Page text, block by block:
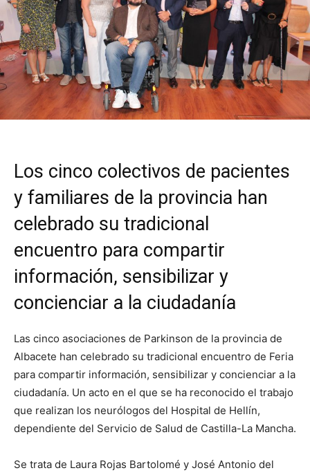
Los cinco colectivos de pacientes
y familiares de la provincia han
celebrado su tradicional
encuentro para compartir
información, sensibilizar y
concienciar a la ciudadanía
Las cinco asociaciones de Parkinson de la provincia de
Albacete han celebrado su tradicional encuentro de Feria
para compartir información, sensibilizar y concienciar a la
ciudadanía. Un acto en el que se ha reconocido el trabajo
que realizan los neurólogos del Hospital de Hellín,
dependiente del Servicio de Salud de Castilla-La Mancha.
Se trata de Laura Rojas Bartolomé y José Antonio del